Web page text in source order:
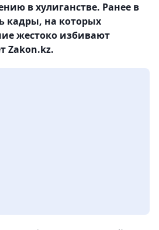
в хулиганстве. Ранее в
кадры, на которых
жестоко избивают
Zakon.kz.